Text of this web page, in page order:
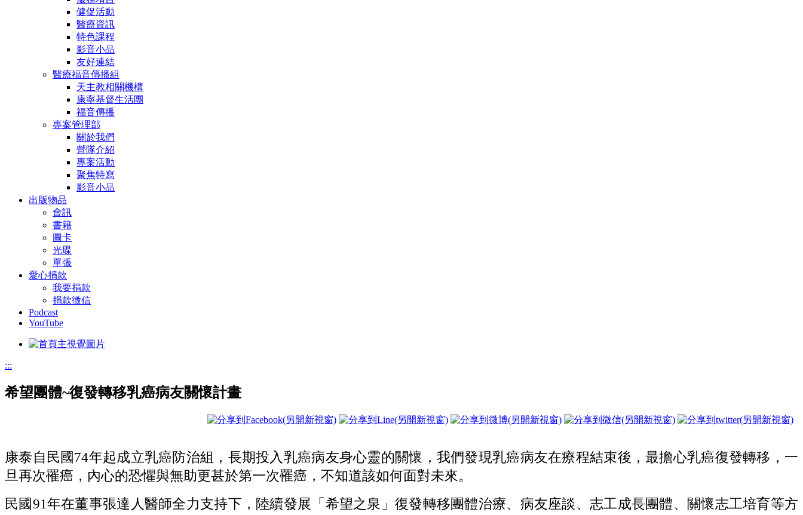
健促活動
醫療資訊
特色課程
影音小品
友好連結
醫療福音傳播組
天主教相關機構
康寧基督生活團
福音傳播
專案管理部
關於我們
營隊介紹
專案活動
聚焦特寫
影音小品
出版物品
會訊
書籍
圖卡
光碟
單張
愛心捐款
我要捐款
捐款徵信
Podcast
YouTube
:::
希望團體~復發轉移乳癌病友關懷計畫
康泰自民國74年起成立乳癌防治組，長期投入乳癌病友身心靈的關懷，我們發現乳癌病友在療程結束後，最擔心乳癌復發轉移，一
旦再次罹癌，內心的恐懼與無助更甚於第一次罹癌，不知道該如何面對未來。
民國91年在董事張達人醫師全力支持下，陸續發展「希望之泉」復發轉移團體治療、病友座談、志工成長團體、關懷志工培育等方